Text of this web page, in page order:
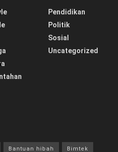
Pendidikan
Politik
Sosial
Uncategorized
Bantuan hibah Bimtek